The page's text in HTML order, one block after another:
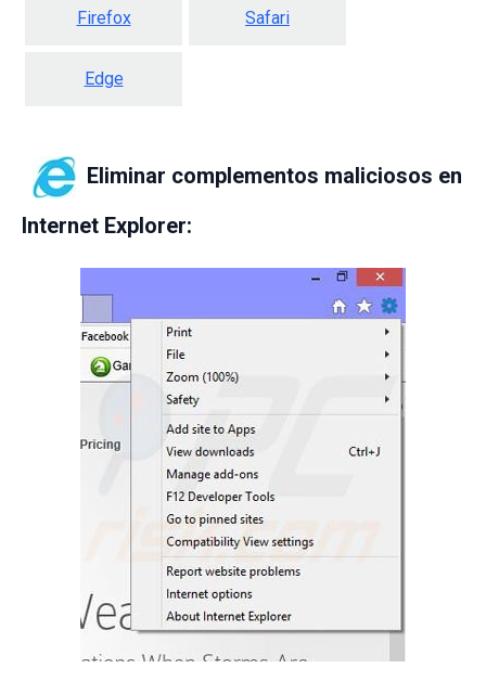
Firefox Safari
Edge
Eliminar complementos maliciosos en
Internet Explorer: